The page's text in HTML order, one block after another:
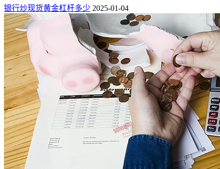
银行炒现货黄金杠杆多少 2025-01-04